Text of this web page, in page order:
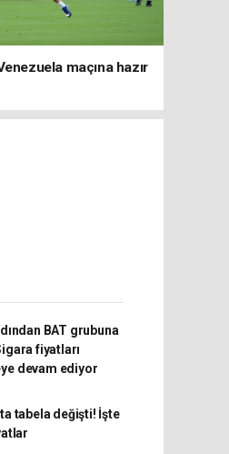
maçına hazır
BAT grubuna
fiyatları
devam ediyor
tabela değişti! İşte